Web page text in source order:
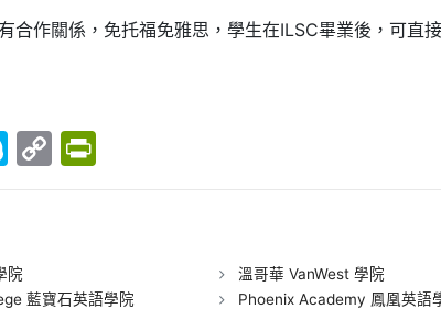
合作關係，免托福免雅思，學生在ILSC畢業後，可直
Skype
Copy
院
溫哥華 VanWest 學院
藍寶石英語學院
Phoenix Academy 鳳凰英語